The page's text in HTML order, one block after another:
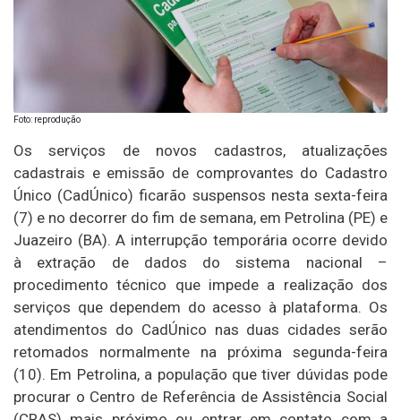
Foto: reprodução
Os serviços de novos cadastros, atualizações
cadastrais e emissão de comprovantes do Cadastro
Único (CadÚnico) ficarão suspensos nesta sexta-feira
(7) e no decorrer do fim de semana, em Petrolina (PE) e
Juazeiro (BA). A interrupção temporária ocorre devido
à extração de dados do sistema nacional –
procedimento técnico que impede a realização dos
serviços que dependem do acesso à plataforma. Os
atendimentos do CadÚnico nas duas cidades serão
retomados normalmente na próxima segunda-feira
(10). Em Petrolina, a população que tiver dúvidas pode
procurar o Centro de Referência de Assistência Social